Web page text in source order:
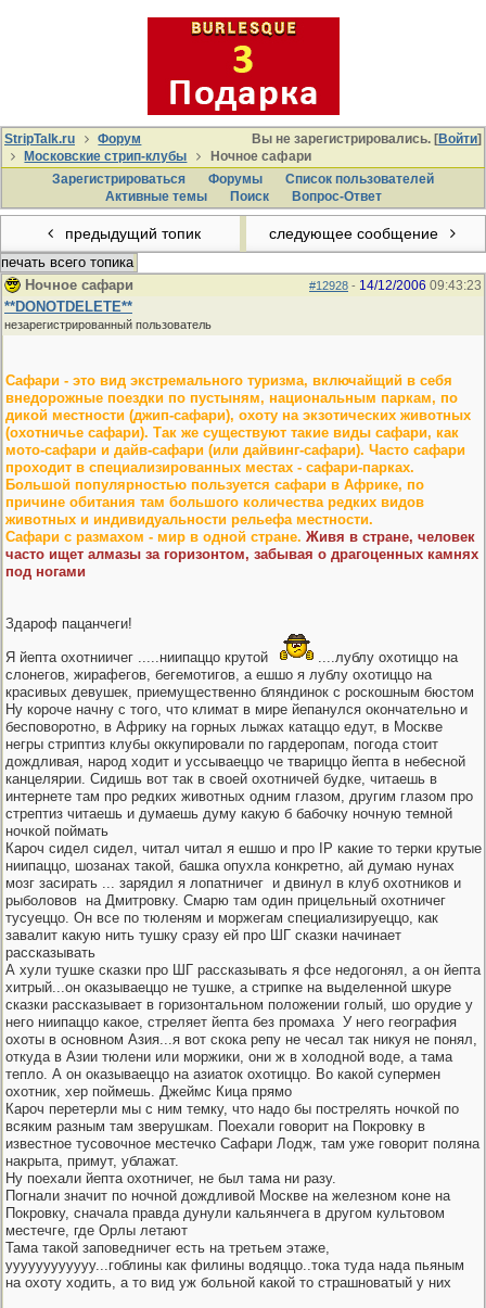
Вы не зарегистрировались. [Войти]
StripTalk.ru
Форум
Московские стрип-клубы
Ночное сафари
Зарегистрироваться
Форумы
Список пользователей
Активные темы
Поиcк Вопрос-Ответ
предыдущий топик следующее сообщение
печать всего топика
#12928 - 14/12/2006 09:43:23
Ночное сафари
**DONOTDELETE**
незарегистрированный пользователь
Сафари - это вид экстремального туризма, включайщий в себя
внедорожные поездки по пустыням, национальным паркам, по
дикой местности (джип-сафари), охоту на экзотических животных
(охотничье сафари). Так же существуют такие виды сафари, как
мото-сафари и дайв-сафари (или дайвинг-сафари). Часто сафари
проходит в специализированных местах - сафари-парках.
Большой популярностью пользуется сафари в Африке, по
причине обитания там большого количества редких видов
животных и индивидуальности рельефа местности.
Сафари с размахом - мир в одной стране. Живя в стране, человек
часто ищет алмазы за горизонтом, забывая о драгоценных камнях
под ногами
Здароф пацанчеги!
Я йепта охотниичег .....ниипаццо крутой
....лублу охотиццо на
слонегов, жирафегов, бегемотигов, а ешшо я лублу охотиццо на
красивых девушек, приемущественно бляндинок с роскошным бюстом
Ну короче начну с того, что климат в мире йепанулся окончательно и
бесповоротно, в Африку на горных лыжах катаццо едут, в Москве
негры стриптиз клубы оккупировали по гардеропам, погода стоит
дождливая, народ ходит и уссываеццо че твариццо йепта в небесной
канцелярии. Сидишь вот так в своей охотничей будке, читаешь в
интернете там про редких животных одним глазом, другим глазом про
стрептиз читаешь и думаешь думу какую б бабочку ночную темной
ночкой поймать
Кароч сидел сидел, читал читал я ешшо и про IP какие то терки крутые
ниипаццо, шозанах такой, башка опухла конкретно, ай думаю нунах
мозг засирать ... зарядил я лопатничег и двинул в клуб охотников и
рыболовов на Дмитровку. Смарю там один прицельный охотничег
тусуеццо. Он все по тюленям и моржегам специализируеццо, как
завалит какую нить тушку сразу ей про ШГ сказки начинает
рассказывать
А хули тушке сказки про ШГ рассказывать я фсе недогонял, а он йепта
хитрый...он оказываеццо не тушке, а стрипке на выделенной шкуре
сказки рассказывает в горизонтальном положении голый, шо орудие у
него ниипаццо какое, стреляет йепта без промаха У него география
охоты в основном Азия...я вот скока репу не чесал так никуя не понял,
откуда в Азии тюлени или моржики, они ж в холодной воде, а тама
тепло. А он оказываеццо на азиаток охотиццо. Во какой супермен
охотник, хер поймешь. Джеймс Кица прямо
Кароч перетерли мы с ним темку, что надо бы пострелять ночкой по
всяким разным там зверушкам. Поехали говорит на Покровку в
известное тусовочное местечко Сафари Лодж, там уже говорит поляна
накрыта, примут, ублажат.
Ну поехали йепта охотничег, не был тама ни разу.
Погнали значит по ночной дождливой Москве на железном коне на
Покровку, сначала правда дунули кальянчега в другом культовом
местечге, где Орлы летают
Тама такой заповедничег есть на третьем этаже,
уууууууууууу...гоблины как филины водяццо..тока туда нада пьяным
на охоту ходить, а то вид уж больной какой то страшноватый у них